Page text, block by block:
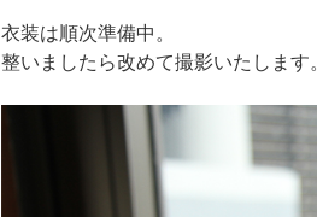
衣装は順次準備中。
整いましたら改めて撮影いたします。